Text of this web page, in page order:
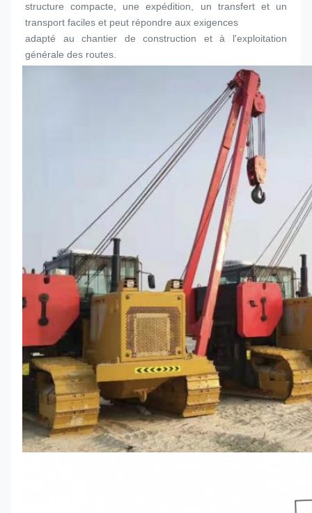
structure compacte, une expédition, un transfert et un
transport faciles et peut répondre aux exigences
adapté au chantier de construction et à l'exploitation
générale des routes.